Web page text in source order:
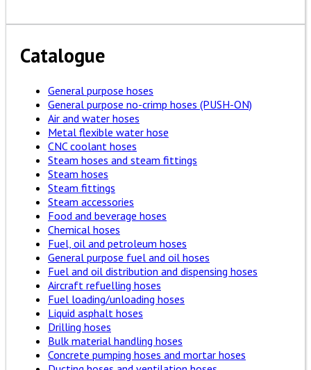
Catalogue
General purpose hoses
General purpose no-crimp hoses (PUSH-ON)
Air and water hoses
Metal flexible water hose
CNC coolant hoses
Steam hoses and steam fittings
Steam hoses
Steam fittings
Steam accessories
Food and beverage hoses
Chemical hoses
Fuel, oil and petroleum hoses
General purpose fuel and oil hoses
Fuel and oil distribution and dispensing hoses
Aircraft refuelling hoses
Fuel loading/unloading hoses
Liquid asphalt hoses
Drilling hoses
Bulk material handling hoses
Concrete pumping hoses and mortar hoses